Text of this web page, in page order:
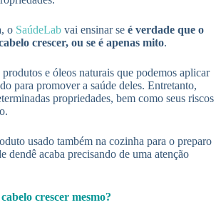
o SaúdeLab vai ensinar se é verdade que o
crescer, ou se é apenas mito.
e óleos naturais que podemos aplicar
para promover a saúde deles. Entretanto,
propriedades, bem como seus riscos
usado também na cozinha para o preparo
dendê acaba precisando de uma atenção
crescer mesmo?